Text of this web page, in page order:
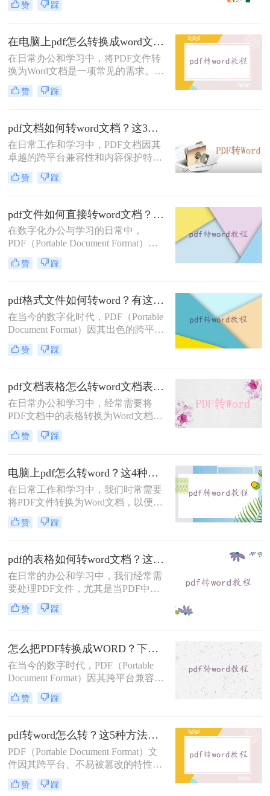
上如何把pdf转换成word文档呢？下面
在电脑上轻松完成PDF到Word的转
换。
赞 踩
在电脑上pdf怎么转换成word文档？下面3种方法马上教会你！
在日常办公和学习中，将PDF文件转
换为Word文档是一项常见的需求。
PDF格式以其良好的跨平台兼容性和
保持文档格式一致性的特点而广受欢
便。因此，将PDF转换为Word文档成
为了很多人的选择。那么在电脑上pdf
怎么转换成word文档呢？以下是几种
在电脑上实现PDF转Word的方法。
赞 踩
pdf文档如何转word文档？这3个方法让你快速操作!！
在日常工作和学习中，PDF文档因其
卓越的跨平台兼容性和内容保护特性
而被广泛使用。然而，当需要编辑、
修改或重新排版文档内容时，Word文
要。因此，掌握将PDF文档转换为
Word文档的技巧成为了许多人必备的
技能之一。那么pdf文档如何转word文
档呢？本文将详细介绍几种常见的
PDF转Word方法，并为您提供一份全
面的转换指南。
赞 踩
pdf文件如何直接转word文档？下面三种方法马上教会你！
在数字化办公与学习的日常中，
PDF（Portable Document Format）文
件因其跨平台兼容性、内容稳定性及
安全性而广泛应用。然而，当需要编
的灵活性和易编辑性则成为首选。因
此，将PDF文件直接转换为Word文档
成为了一项常见的需求。那么pdf文件
如何直接转word文档呢？本文将详细
介绍几种实现PDF到Word转换的方
法，帮助用户高效完成转换任务。
赞 踩
pdf格式文件如何转word？有这三种好方法推荐！
在当今的数字化时代，PDF（Portable
Document Format）因其出色的跨平台
兼容性和内容稳定性，成为了文档传
输和存储的常用格式。然而，当需要
Word文档的灵活性和强大的编辑功能
就显得尤为重要。因此，将PDF格式
文件转换为Word文档成为了一项常见
的需求。那么pdf格式文件如何转word
呢？本文将详细介绍几种将PDF转换
为Word的方法，并探讨其优缺点，帮
赞 踩
pdf文档表格怎么转word文档表格？教你三种实用的转word方法！
在日常办公和学习中，经常需要将
PDF文档中的表格转换为Word文档表
格，以便于编辑、修改或进一步处
理。那么pdf文档表格怎么转word文档
转换方法，帮助你轻松实现PDF表格
到Word表格的转换。
赞 踩
电脑上pdf怎么转word？这4种转换方法快来看！
在日常工作和学习中，我们时常需要
将PDF文件转换为Word文档，以便于
编辑和分享。PDF格式因其在不同设
备上保持一致性的优势而广受欢迎，
文档内容时感到不便。那么电脑上pdf
怎么转word呢？本文将详细介绍几种
将电脑上的PDF文件转换为Word文档
的方法，帮助你轻松完成转换。
赞 踩
pdf的表格如何转word文档？这4个方法你一定要学会！
在日常的办公和学习中，我们经常需
要处理PDF文件，尤其是当PDF中包
含有重要表格数据时，将其转换为可
编辑的Word文档格式，可以大大提升
详细介绍几种将PDF表格转换为Word
文档的有效方法，包括使用专业软
件、在线转换工具以及Microsoft Word
自身的功能。
赞 踩
怎么把PDF转换成WORD？下面三种方法马上教会你！
在当今的数字时代，PDF（Portable
Document Format）因其跨平台兼容性
和稳定性而广泛用于文档共享和保
存。然而，有时我们可能需要编辑或
为Word格式就显得尤为重要。那么怎
么把PDF转换成WORD呢？本文将详
细介绍几种将PDF转换成Word的方
法，帮助您轻松实现文档格式的转
换。
赞 踩
pdf转word怎么转？这5种方法任你选择！
PDF（Portable Document Format）文
件因其跨平台、不易被篡改的特性，
在文档分享和保存中广泛使用。然
而，在某些情况下，我们可能需要将
赞 踩